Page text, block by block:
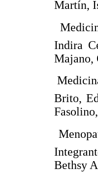
Martín,

Indira
Majano,

Brito,

Bethsy